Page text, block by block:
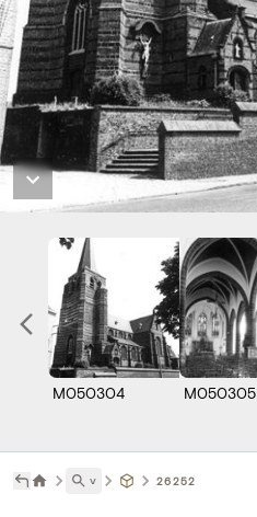
M050304 M050305
˅ 26252